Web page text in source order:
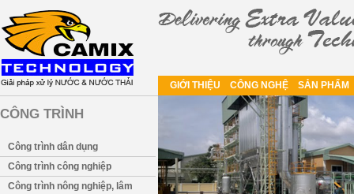
GIỚI THIỆU CÔNG NGHỆ SẢN PHẨM
CÔNG TRÌNH
Công trình dân dụng
Công trình công nghiệp
Công trình nông nghiệp, lâm